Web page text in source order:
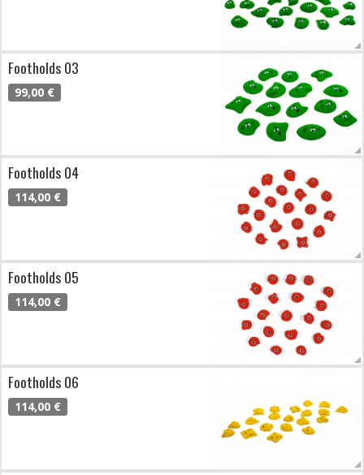
Footholds 03
99,00 €
Footholds 04
114,00 €
Footholds 05
114,00 €
Footholds 06
114,00 €